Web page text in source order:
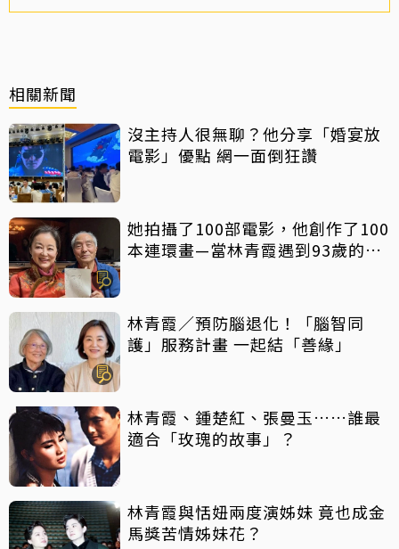
相關新聞
沒主持人很無聊？他分享「婚宴放
電影」優點 網一面倒狂讚
她拍攝了100部電影，他創作了100
本連環畫—當林青霞遇到93歲的汪
林青霞／預防腦退化！「腦智同
護」服務計畫 一起結「善緣」
林青霞、鍾楚紅、張曼玉……誰最
適合「玫瑰的故事」？
林青霞與恬妞兩度演姊妹 竟也成金
馬獎苦情姊妹花？